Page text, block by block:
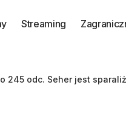
Streaming
odc. Seher jest sparaliżowana.